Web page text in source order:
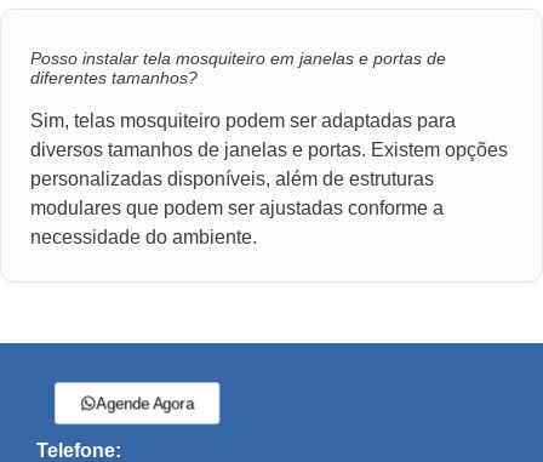
Posso instalar tela mosquiteiro em janelas e portas de
diferentes tamanhos?
Sim, telas mosquiteiro podem ser adaptadas para
diversos tamanhos de janelas e portas. Existem opções
personalizadas disponíveis, além de estruturas
modulares que podem ser ajustadas conforme a
necessidade do ambiente.
Agende Agora
Telefone: